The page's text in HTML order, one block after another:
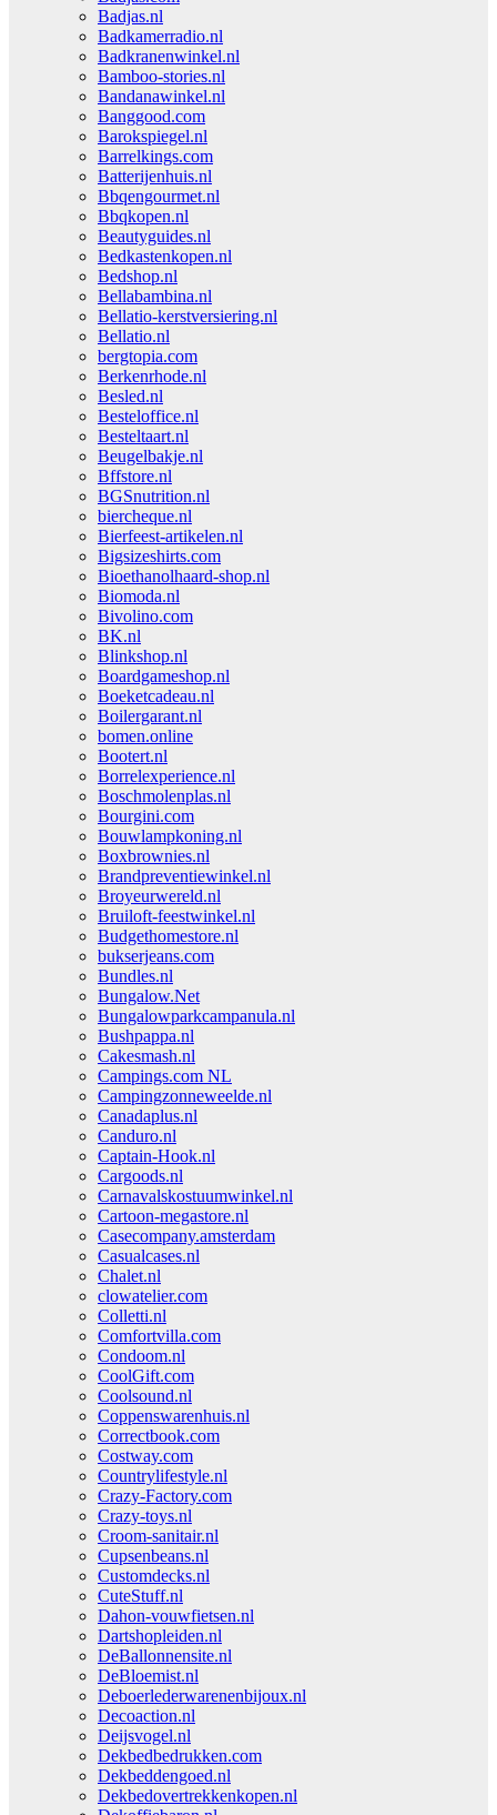
Badjas.nl
Badkamerradio.nl
Badkranenwinkel.nl
Bamboo-stories.nl
Bandanawinkel.nl
Banggood.com
Barokspiegel.nl
Barrelkings.com
Batterijenhuis.nl
Bbqengourmet.nl
Bbqkopen.nl
Beautyguides.nl
Bedkastenkopen.nl
Bedshop.nl
Bellabambina.nl
Bellatio-kerstversiering.nl
Bellatio.nl
bergtopia.com
Berkenrhode.nl
Besled.nl
Besteloffice.nl
Besteltaart.nl
Beugelbakje.nl
Bffstore.nl
BGSnutrition.nl
biercheque.nl
Bierfeest-artikelen.nl
Bigsizeshirts.com
Bioethanolhaard-shop.nl
Biomoda.nl
Bivolino.com
BK.nl
Blinkshop.nl
Boardgameshop.nl
Boeketcadeau.nl
Boilergarant.nl
bomen.online
Bootert.nl
Borrelexperience.nl
Boschmolenplas.nl
Bourgini.com
Bouwlampkoning.nl
Boxbrownies.nl
Brandpreventiewinkel.nl
Broyeurwereld.nl
Bruiloft-feestwinkel.nl
Budgethomestore.nl
bukserjeans.com
Bundles.nl
Bungalow.Net
Bungalowparkcampanula.nl
Bushpappa.nl
Cakesmash.nl
Campings.com NL
Campingzonneweelde.nl
Canadaplus.nl
Canduro.nl
Captain-Hook.nl
Cargoods.nl
Carnavalskostuumwinkel.nl
Cartoon-megastore.nl
Casecompany.amsterdam
Casualcases.nl
Chalet.nl
clowatelier.com
Colletti.nl
Comfortvilla.com
Condoom.nl
CoolGift.com
Coolsound.nl
Coppenswarenhuis.nl
Correctbook.com
Costway.com
Countrylifestyle.nl
Crazy-Factory.com
Crazy-toys.nl
Croom-sanitair.nl
Cupsenbeans.nl
Customdecks.nl
CuteStuff.nl
Dahon-vouwfietsen.nl
Dartshopleiden.nl
DeBallonnensite.nl
DeBloemist.nl
Deboerlederwarenenbijoux.nl
Decoaction.nl
Deijsvogel.nl
Dekbedbedrukken.com
Dekbeddengoed.nl
Dekbedovertrekkenkopen.nl